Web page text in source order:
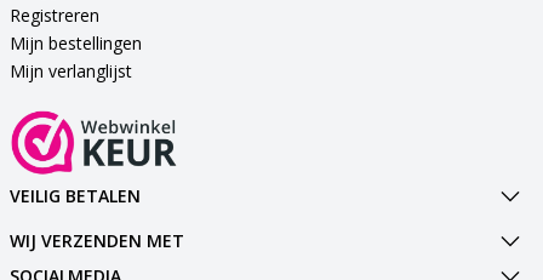
Registreren
Mijn bestellingen
Mijn verlanglijst
VEILIG BETALEN
WIJ VERZENDEN MET
SOCIALMEDIA